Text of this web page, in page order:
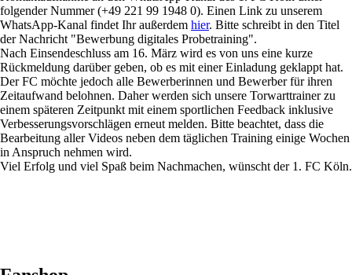
folgender Nummer (+49 221 99 1948 0). Einen Link zu unserem
WhatsApp-Kanal findet Ihr außerdem hier. Bitte schreibt in den Titel
der Nachricht "Bewerbung digitales Probetraining".
Nach Einsendeschluss am 16. März wird es von uns eine kurze
Rückmeldung darüber geben, ob es mit einer Einladung geklappt hat.
Der FC möchte jedoch alle Bewerberinnen und Bewerber für ihren
Zeitaufwand belohnen. Daher werden sich unsere Torwarttrainer zu
einem späteren Zeitpunkt mit einem sportlichen Feedback inklusive
Verbesserungsvorschlägen erneut melden. Bitte beachtet, dass die
Bearbeitung aller Videos neben dem täglichen Training einige Wochen
in Anspruch nehmen wird.
Viel Erfolg und viel Spaß beim Nachmachen, wünscht der 1. FC Köln.